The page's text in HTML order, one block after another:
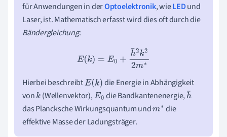
für Anwendungen in derOptoelektronik, wieLEDund
Laser, ist. Mathematisch erfasst wird dies oft durch die
Bändergleichung:
E(k)= h¯ k 2m∗
Hierbei beschreibtE(k)
die Energie in Abhängigkeit
vonk (Wellenvektor),E0 die Bandkantenenergie,h
das Plancksche Wirkungsquantum undm die
effektive Masse der Ladungsträger.